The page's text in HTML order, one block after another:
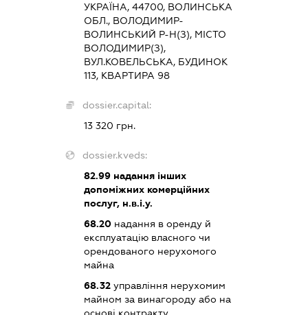
УКРАЇНА, 44700, ВОЛИНСЬКА
ОБЛ., ВОЛОДИМИР-
ВОЛИНСЬКИЙ Р-Н(З), МІСТО
ВОЛОДИМИР(З),
ВУЛ.КОВЕЛЬСЬКА, БУДИНОК
113, КВАРТИРА 98
dossier.capital:
13 320 грн.
dossier.kveds:
82.99 надання інших
допоміжних комерційних
послуг, н.в.і.у.
68.20 надання в оренду й
експлуатацію власного чи
орендованого нерухомого
майна
68.32 управління нерухомим
майном за винагороду або на